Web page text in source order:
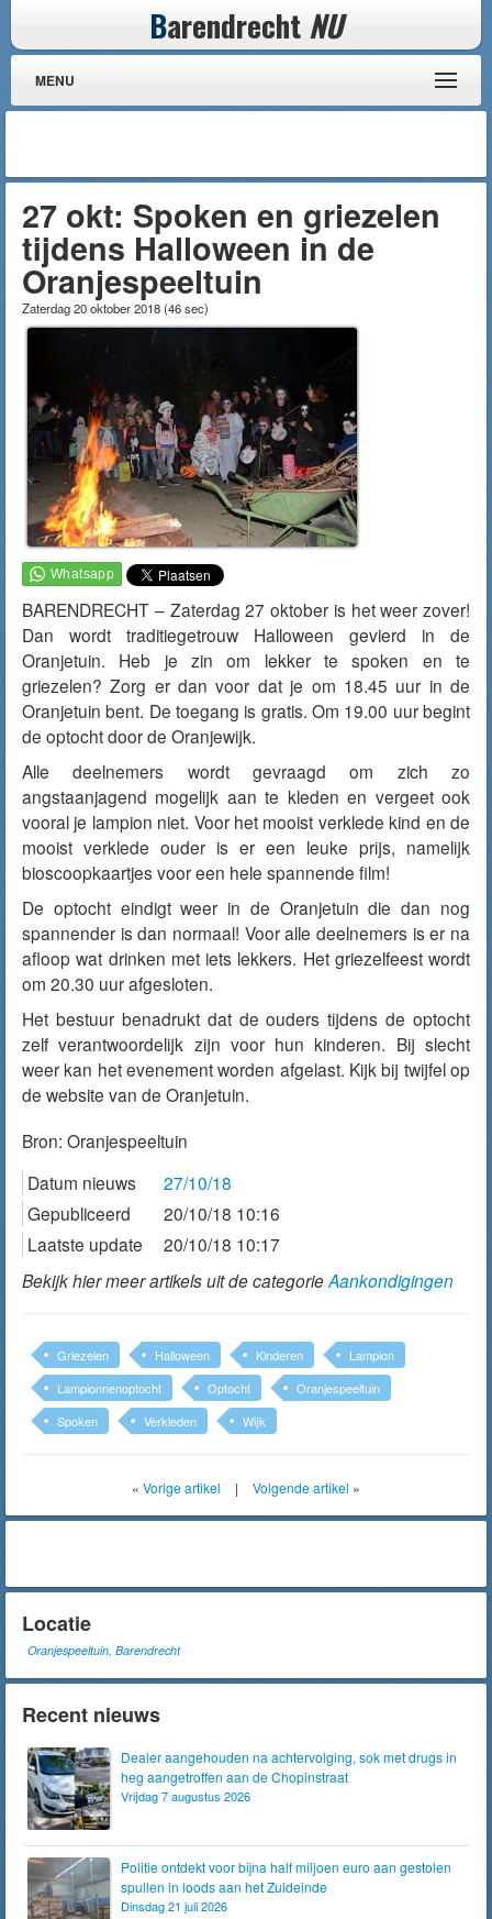
Barendrecht NU
MENU
27 okt: Spoken en griezelen
tijdens Halloween in de
Oranjespeeltuin
Zaterdag 20 oktober 2018(46 sec)
BARENDRECHT – Zaterdag 27 oktober is het weer zover!
Dan wordt traditiegetrouw Halloween gevierd in de
Oranjetuin. Heb je zin om lekker te spoken en te
griezelen? Zorg er dan voor dat je om 18.45 uur in de
Oranjetuin bent. De toegang is gratis. Om 19.00 uur begint
de optocht door de Oranjewijk.
Alle deelnemers wordt gevraagd om zich zo
angstaanjagend mogelijk aan te kleden en vergeet ook
vooral je lampion niet. Voor het mooist verklede kind en de
mooist verklede ouder is er een leuke prijs, namelijk
bioscoopkaartjes voor een hele spannende film!
De optocht eindigt weer in de Oranjetuin die dan nog
spannender is dan normaal! Voor alle deelnemers is er na
afloop wat drinken met iets lekkers. Het griezelfeest wordt
om 20.30 uur afgesloten.
Het bestuur benadrukt dat de ouders tijdens de optocht
zelf verantwoordelijk zijn voor hun kinderen. Bij slecht
weer kan het evenement worden afgelast. Kijk bij twijfel op
de website van de Oranjetuin.
Bron: Oranjespeeltuin
Datum nieuws
27/10/18
Gepubliceerd
20/10/18 10:16
Laatste update
20/10/18 10:17
Bekijk hier meer artikels uit de categorieAankondigingen
Griezelen Halloween Kinderen
Lampion
Lampionnenoptocht
Optocht
Oranjespeeltuin
Spoken
Verkleden Wijk
« Vorige artikel | Volgende artikel »
Locatie
Oranjespeeltuin, Barendrecht
Recent nieuws
Dealer aangehouden na achtervolging, sok met drugs in
heg aangetroffen aan de Chopinstraat
Vrijdag 7 augustus 2026
Politie ontdekt voor bijna half miljoen euro aan gestolen
spullen in loods aan het Zuideinde
Dinsdag 21 juli 2026